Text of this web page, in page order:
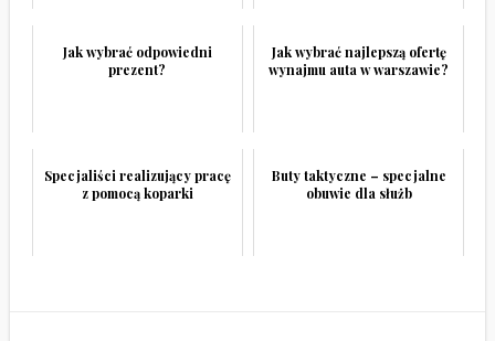
Jak wybrać odpowiedni
prezent?
Jak wybrać najlepszą ofertę
wynajmu auta w warszawie?
Specjaliści realizujący pracę
z pomocą koparki
Buty taktyczne – specjalne
obuwie dla służb